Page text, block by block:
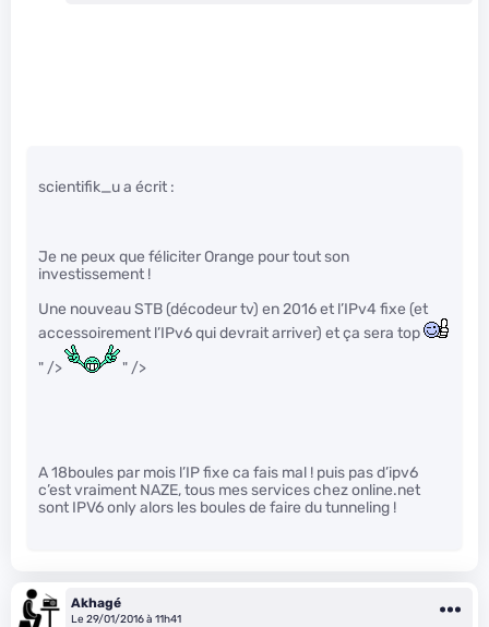
scientifik_u a écrit :
Je ne peux que féliciter Orange pour tout son
investissement !
Une nouveau STB (décodeur tv) en 2016 et l’IPv4 fixe (et
accessoirement l’IPv6 qui devrait arriver) et ça sera top
" />
" />
A 18boules par mois l’IP fixe ca fais mal ! puis pas d’ipv6
c’est vraiment NAZE, tous mes services chez online.net
sont IPV6 only alors les boules de faire du tunneling !
Akhagé
Le 29/01/2016 à 11h41